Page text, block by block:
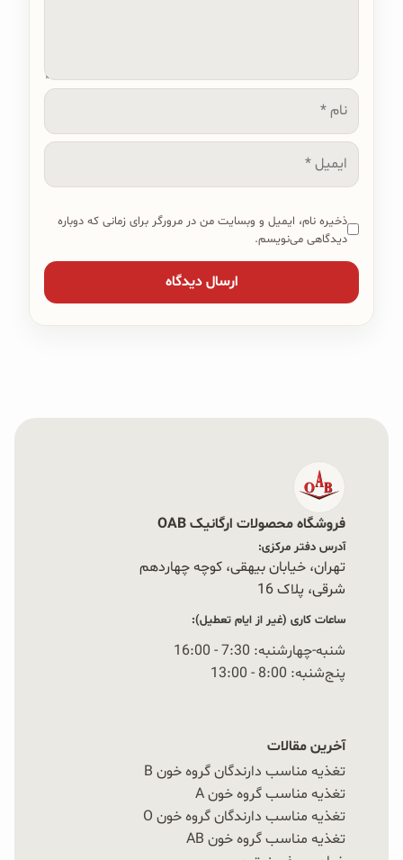
نام
ایمیل
ذخیره نام، ایمیل و وبسایت من در مرورگر برای زمانی که دوباره
دیدگاهی می‌نویسم.
فروشگاه محصولات ارگانیک OAB
آدرس دفتر مرکزی:
تهران، خیابان بیهقی، کوچه چهاردهم
شرقی، پلاک 16‭
ساعات کاری (غیر از ایام تعطیل):
شنبه-چهارشنبه: 7:30 - 16:00
پنج‌شنبه: 8:00 - 13:00
آخرین مقالات
تغذیه مناسب دارندگان گروه خون B
تغذیه مناسب گروه خون A
تغذیه مناسب دارندگان گروه خون O
تغذیه مناسب گروه خون AB